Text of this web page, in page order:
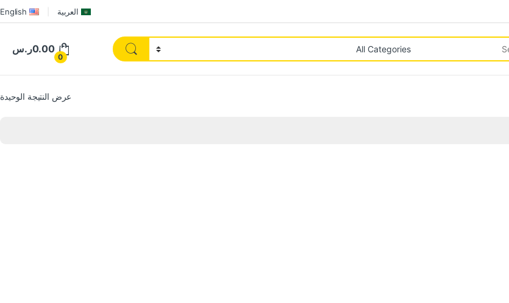
العربية English
0
0.00ر.س
عرض النتيجة الوحيدة